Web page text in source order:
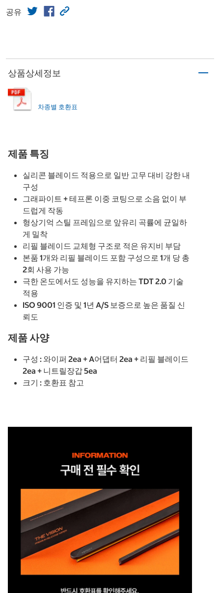
공유
상품상세정보
차종별 호환표
제품 특징
실리콘 블레이드 적용으로 일반 고무 대비 강한 내
구성
그래파이트 + 테프론 이중 코팅으로 소음 없이 부
드럽게 작동
형상기억 스틸 프레임으로 앞유리 곡률에 균일하
게 밀착
리필 블레이드 교체형 구조로 적은 유지비 부담
본품 1개와 리필 블레이드 포함 구성으로 1개 당 총
2회 사용 가능
극한 온도에서도 성능을 유지하는 TDT 2.0 기술
적용
ISO 9001 인증 및 1년 A/S 보증으로 높은 품질 신
뢰도
제품 사양
구성 : 와이퍼 2ea + A어댑터 2ea + 리필 블레이드
2ea + 니트릴장갑 5ea
크기 : 호환표 참고